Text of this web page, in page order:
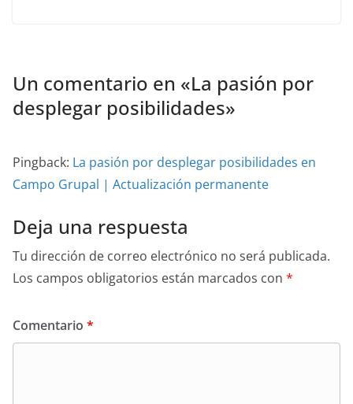
Un comentario en «La pasión por
desplegar posibilidades»
Pingback: La pasión por desplegar posibilidades en
Campo Grupal | Actualización permanente
Deja una respuesta
Tu dirección de correo electrónico no será publicada.
Los campos obligatorios están marcados con *
Comentario *